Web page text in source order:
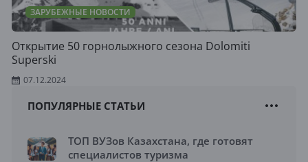
ЗАРУБЕЖНЫЕ НОВОСТИ
Открытие 50 горнолыжного сезона Dolomiti
Superski
07.12.2024
ПОПУЛЯРНЫЕ СТАТЬИ
ТОП ВУЗов Казахстана, где готовят
специалистов туризма